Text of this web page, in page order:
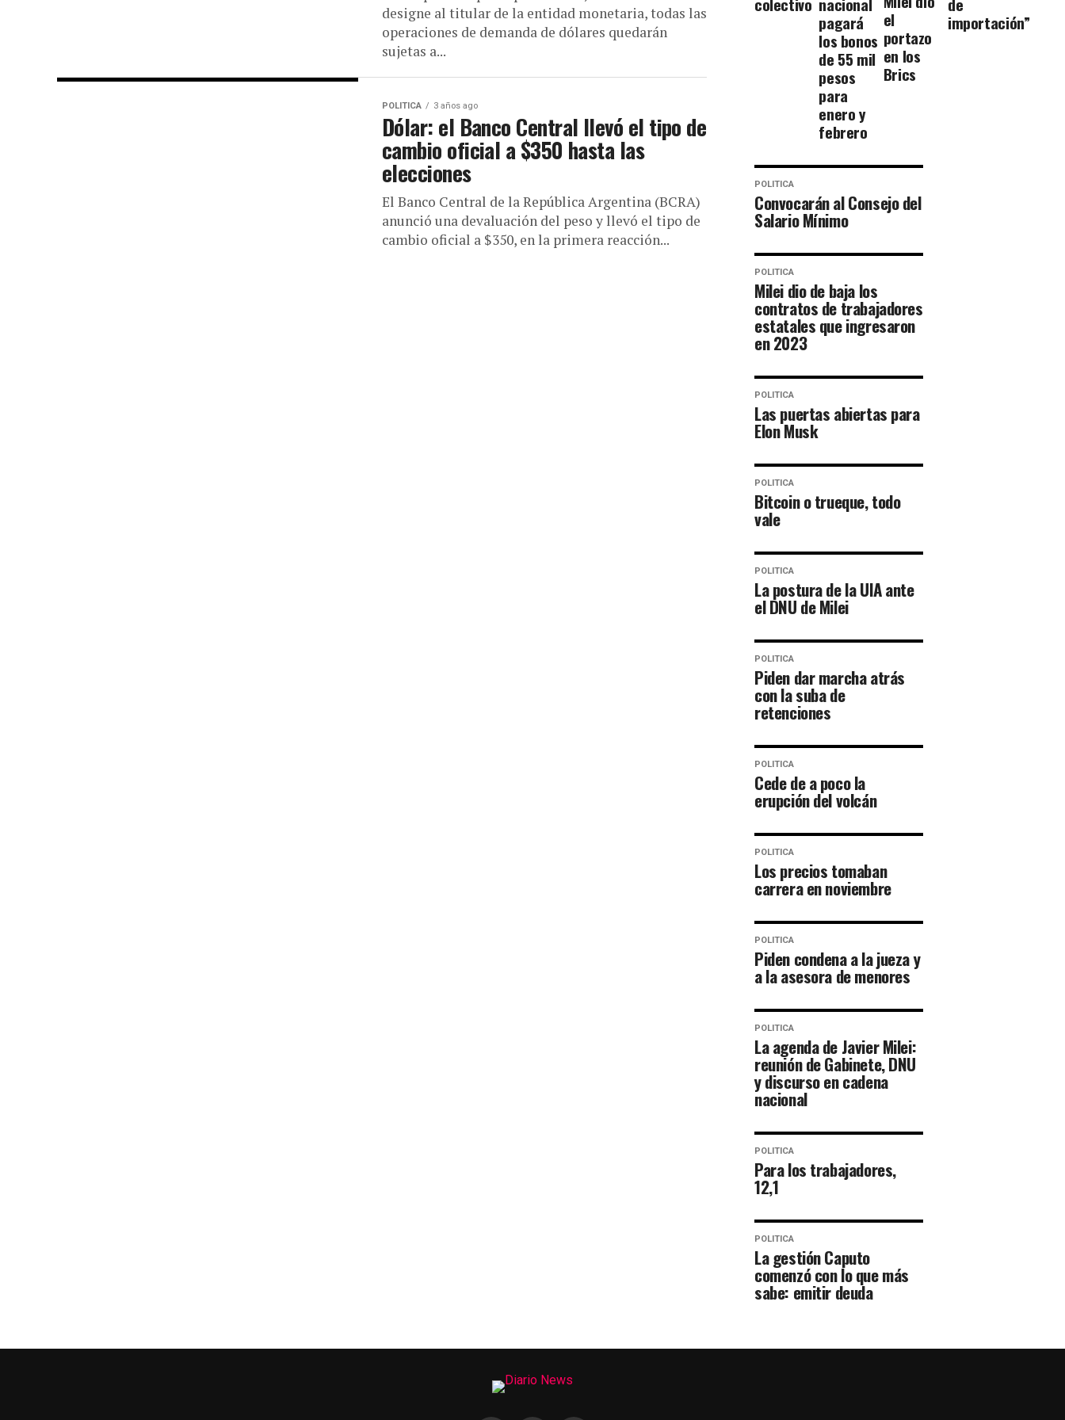
designe al titular de la entidad monetaria, todas las
operaciones de demanda de dólares quedarán
sujetas a...
POLITICA 3 años ago
Dólar: el Banco Central llevó el tipo de
cambio oficial a $350 hasta las
elecciones
El Banco Central de la República Argentina (BCRA)
anunció una devaluación del peso y llevó el tipo de
cambio oficial a $350, en la primera reacción...
pagará
los bonos
de 55 mil
pesos
para
enero y
febrero
el
portazo
en los
Brics
importación”
POLITICA
Convocarán al Consejo del
Salario Mínimo
POLITICA
Milei dio de baja los
contratos de trabajadores
estatales que ingresaron
en 2023
POLITICA
Las puertas abiertas para
Elon Musk
POLITICA
Bitcoin o trueque, todo
vale
POLITICA
La postura de la UIA ante
el DNU de Milei
POLITICA
Piden dar marcha atrás
con la suba de
retenciones
POLITICA
Cede de a poco la
erupción del volcán
POLITICA
Los precios tomaban
carrera en noviembre
POLITICA
Piden condena a la jueza y
a la asesora de menores
POLITICA
La agenda de Javier Milei:
reunión de Gabinete, DNU
y discurso en cadena
nacional
POLITICA
Para los trabajadores,
12,1
POLITICA
La gestión Caputo
comenzó con lo que más
sabe: emitir deuda